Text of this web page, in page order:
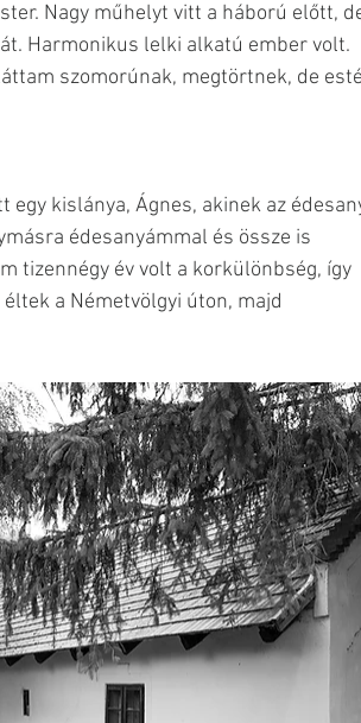
Nagy műhelyt vitt a háború előtt,
Harmonikus lelki alkatú ember volt.
szomorúnak, megtörtnek, de
édesanyámmal és össze is
tizennégy év volt a korkülönbség, így
a Németvölgyi úton, majd